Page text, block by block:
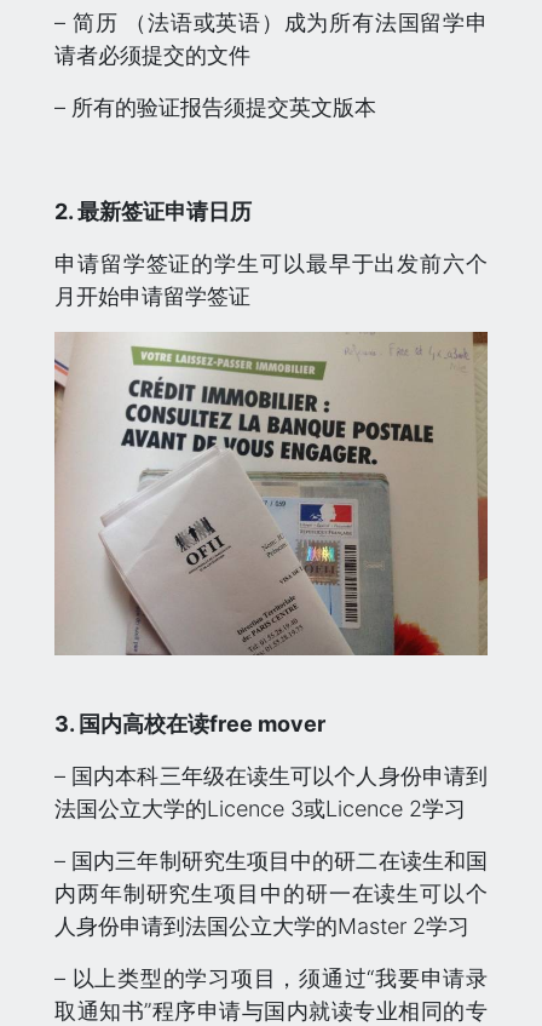
– 简历 （法语或英语）成为所有法国留学申
请者必须提交的文件
– 所有的验证报告须提交英文版本
2. 最新签证申请日历
申请留学签证的学生可以最早于出发前六个
月开始申请留学签证
3. 国内高校在读free mover
– 国内本科三年级在读生可以个人身份申请到
法国公立大学的Licence 3或Licence 2学习
– 国内三年制研究生项目中的研二在读生和国
内两年制研究生项目中的研一在读生可以个
人身份申请到法国公立大学的Master 2学习
– 以上类型的学习项目，须通过“我要申请录
取通知书”程序申请与国内就读专业相同的专